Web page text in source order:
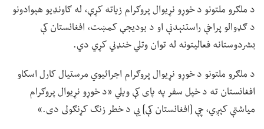
د ملګرو ملتونو د خوړو نړیوال پروګرام زیاته کړې، له ګاونډیو هېوادونو
د ګډوالو پراخې راستنېدنې او د بودیجې کمښت، افغانستان کې
بشردوستانه فعالیتونه له توان وتلي خنډني کړي دي.
د ملګرو ملتونو د خوړو نړیوال پروګرام اجرائیوي مرستیال کارل اسکاو
افغانستان ته د خپل سفر په پای کې ویلي «د خوړو نړیوال پروګرام
میاشتې کېږي، چې [افغانستان کې] یې د خطر زنګ کړنګولی دی.»